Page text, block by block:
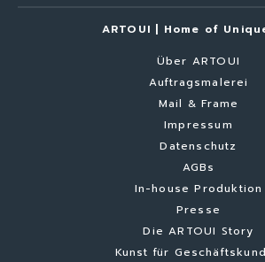
ARTOUI | Home of
Über ARTOUI
Auftragsmalerei
Mail & Frame
Impressum
Datenschutz
AGBs
In-house Produktion
Presse
Die ARTOUI Story
Kunst für